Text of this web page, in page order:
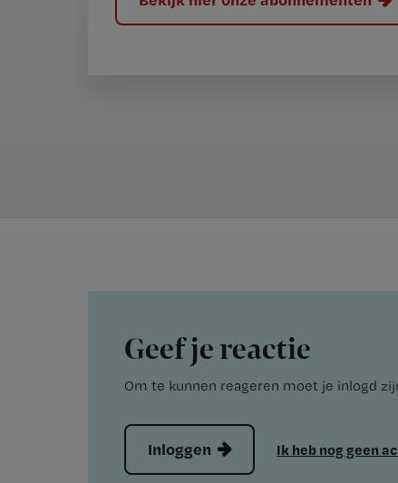
Geef je reactie
Om te kunnen reageren moet je inlogd
Inloggen Ik heb nog geen